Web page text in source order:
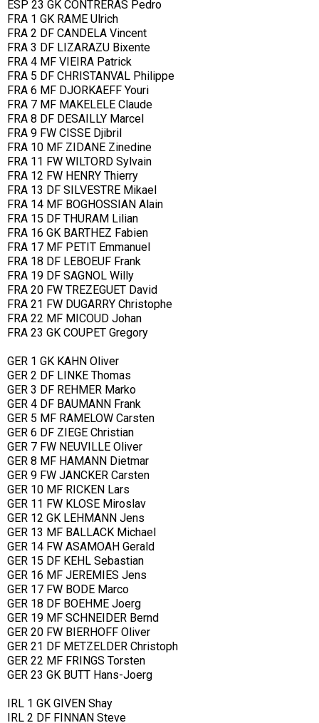
ESP 23 GK CONTRERAS Pedro
FRA 1 GK RAME Ulrich
FRA 2 DF CANDELA Vincent
FRA 3 DF LIZARAZU Bixente
FRA 4 MF VIEIRA Patrick
FRA 5 DF CHRISTANVAL Philippe
FRA 6 MF DJORKAEFF Youri
FRA 7 MF MAKELELE Claude
FRA 8 DF DESAILLY Marcel
FRA 9 FW CISSE Djibril
FRA 10 MF ZIDANE Zinedine
FRA 11 FW WILTORD Sylvain
FRA 12 FW HENRY Thierry
FRA 13 DF SILVESTRE Mikael
FRA 14 MF BOGHOSSIAN Alain
FRA 15 DF THURAM Lilian
FRA 16 GK BARTHEZ Fabien
FRA 17 MF PETIT Emmanuel
FRA 18 DF LEBOEUF Frank
FRA 19 DF SAGNOL Willy
FRA 20 FW TREZEGUET David
FRA 21 FW DUGARRY Christophe
FRA 22 MF MICOUD Johan
FRA 23 GK COUPET Gregory
GER 1 GK KAHN Oliver
GER 2 DF LINKE Thomas
GER 3 DF REHMER Marko
GER 4 DF BAUMANN Frank
GER 5 MF RAMELOW Carsten
GER 6 DF ZIEGE Christian
GER 7 FW NEUVILLE Oliver
GER 8 MF HAMANN Dietmar
GER 9 FW JANCKER Carsten
GER 10 MF RICKEN Lars
GER 11 FW KLOSE Miroslav
GER 12 GK LEHMANN Jens
GER 13 MF BALLACK Michael
GER 14 FW ASAMOAH Gerald
GER 15 DF KEHL Sebastian
GER 16 MF JEREMIES Jens
GER 17 FW BODE Marco
GER 18 DF BOEHME Joerg
GER 19 MF SCHNEIDER Bernd
GER 20 FW BIERHOFF Oliver
GER 21 DF METZELDER Christoph
GER 22 MF FRINGS Torsten
GER 23 GK BUTT Hans-Joerg
IRL 1 GK GIVEN Shay
IRL 2 DF FINNAN Steve